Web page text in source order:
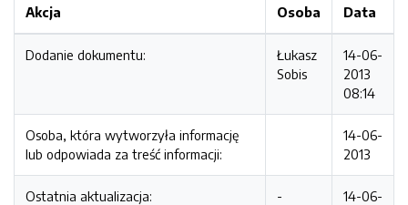
Akcja Osoba Data
Dodanie dokumentu:
Łukasz
Sobis
14-06-
2013
08:14
Osoba, która wytworzyła informację
lub odpowiada za treść informacji:
14-06-
2013
Ostatnia aktualizacja: -
14-06-